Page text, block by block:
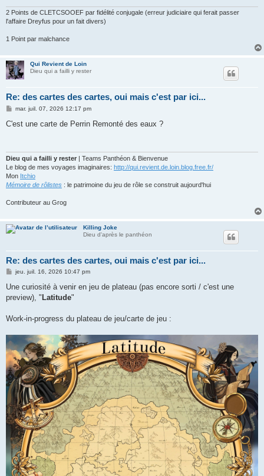
2 Points de CLETCSOOEF par fidélité conjugale (erreur judiciaire qui ferait passer
l'affaire Dreyfus pour un fait divers)
1 Point par malchance
Qui Revient de Loin
Dieu qui a failli y rester
Re: des cartes des cartes, oui mais c'est par ici...
M
s
mar. juil. 07, 2026 12:17 pm
C'est une carte de Perrin Remonté des eaux ?
Dieu qui a failli y rester | Teams Panthéon & Bienvenue
Le blog de mes voyages imaginaires: http://qui.revient.de.loin.blog.free.fr/
Mon Itchio
Mémoire de rôlistes : le patrimoine du jeu de rôle se construit aujourd'hui
Contributeur au Grog
Killing Joke
Dieu d'après le panthéon
Re: des cartes des cartes, oui mais c'est par ici...
M
s
a
jeu. juil. 16, 2026 10:47 pm
Une curiosité à venir en jeu de plateau (pas encore sorti / c'est une
preview), " Latitude"
Work-in-progress du plateau de jeu/carte de jeu :